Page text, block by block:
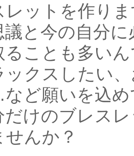
レットを作り
議と今の自分
ることも多い
ックスしたい
ど願いを込め
だけのブレス
せんか？